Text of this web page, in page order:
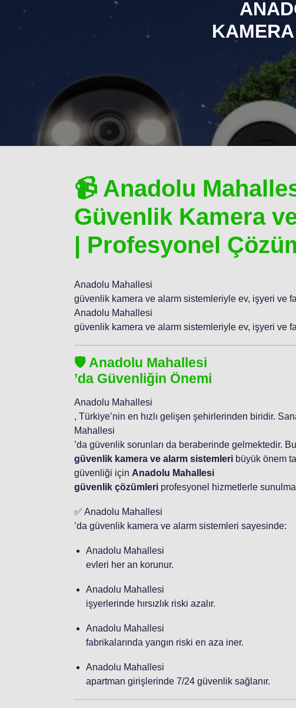
📹 Anadolu
Güvenlik Kamera
| Profesyonel
Anadolu Mahallesi
güvenlik kamera ve alarm sistemleriyle ev, işyeri
Anadolu Mahallesi
güvenlik kamera ve alarm sistemleriyle ev, işyeri
🛡️ Anadolu Mahallesi
’da Güvenliğin Önemi
Anadolu Mahallesi
, Türkiye’nin en hızlı gelişen şehirlerinden biridir.
Mahallesi
’da güvenlik sorunları da beraberinde gelmektedir.
güvenlik kamera ve alarm sistemleri büyük önem
güvenliği için Anadolu Mahallesi
güvenlik çözümleri profesyonel hizmetlerle
✅ Anadolu Mahallesi
’da güvenlik kamera ve alarm sistemleri sayesinde:
Anadolu Mahallesi
evleri her an korunur.
Anadolu Mahallesi
işyerlerinde hırsızlık riski azalır.
Anadolu Mahallesi
fabrikalarında yangın riski en aza iner.
Anadolu Mahallesi
apartman girişlerinde 7/24 güvenlik sağlanır.